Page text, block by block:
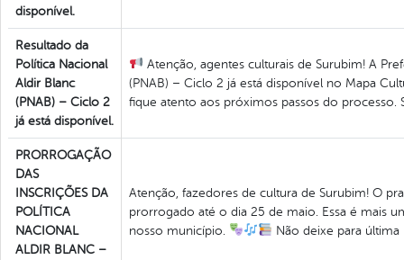
disponível.
Resultado da
Política Nacional
Aldir Blanc
(PNAB) – Ciclo 2
já está disponível.
Atenção, agentes culturais de Surubim! A
(PNAB) – Ciclo 2 já está disponível no Mapa
fique atento aos próximos passos do processo.
PRORROGAÇÃO
DAS
INSCRIÇÕES DA
POLÍTICA
NACIONAL
ALDIR BLANC –
Atenção, fazedores de cultura de Surubim! O
prorrogado até o dia 25 de maio. Essa é mais
nosso município.
Não deixe para